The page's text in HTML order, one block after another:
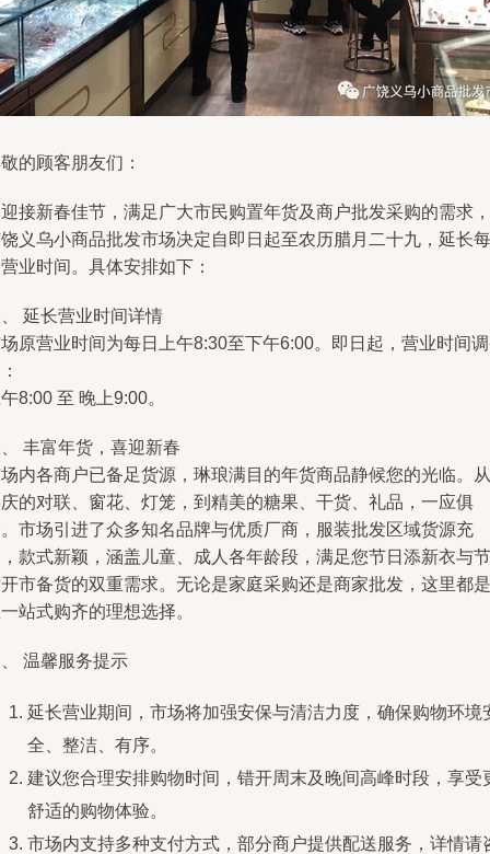
的顾客朋友们：
接新春佳节，满足广大市民购置年货及商户批发采购的需求，
义乌小商品批发市场决定自即日起至农历腊月二十九，延长每
业时间。具体安排如下：
延长营业时间详情
原营业时间为每日上午8:30至下午6:00。即日起，营业时间
8:00 至 晚上9:00。
丰富年货，喜迎新春
内各商户已备足货源，琳琅满目的年货商品静候您的光临。从
的对联、窗花、灯笼，到精美的糖果、干货、礼品，一应俱
市场引进了众多知名品牌与优质厂商，服装批发区域货源充
款式新颖，涵盖儿童、成人各年龄段，满足您节日添新衣与节
市备货的双重需求。无论是家庭采购还是商家批发，这里都是
站式购齐的理想选择。
温馨服务提示
延长营业期间，市场将加强安保与清洁力度，确保购物环境
全、整洁、有序。
建议您合理安排购物时间，错开周末及晚间高峰时段，享受
舒适的购物体验。
市场内支持多种支付方式，部分商户提供配送服务，详情请